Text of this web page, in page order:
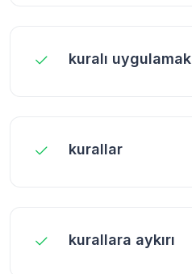
kuralı uygulamak
kurallar
kurallara aykırı